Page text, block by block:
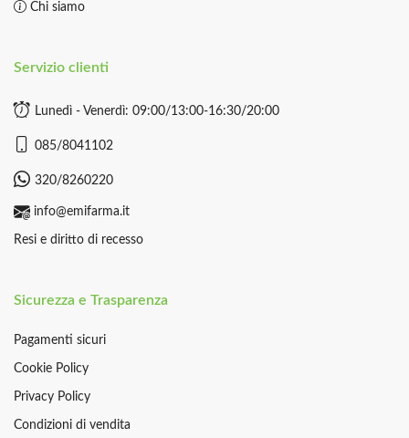
Chi siamo
Servizio clienti
Lunedì - Venerdì: 09:00/13:00-16:30/20:00
085/8041102
320/8260220
info@emifarma.it
Resi e diritto di recesso
Sicurezza e Trasparenza
Pagamenti sicuri
Cookie Policy
Privacy Policy
Condizioni di vendita